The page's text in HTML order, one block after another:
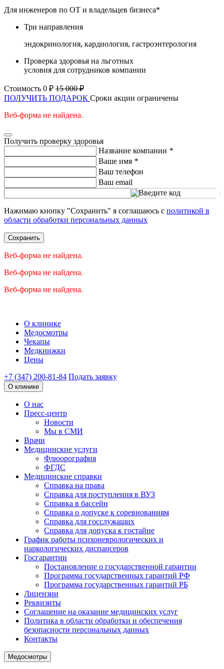
Для инженеров по ОТ и владельцев бизнеса*
Три направления
эндокринология, кардиология, гастроэнтерология
Проверка здоровья на льготных
условия для сотрудников компании
Стоимость 0 ₽ 15 000 ₽
ПОЛУЧИТЬ ПОДАРОК Сроки акции ограничены
Веб-форма не найдена.
Получить проверку здоровья
Название компании *
Ваше имя *
Ваш телефон
Ваш email
Введите код
Нажимаю кнопку "Сохранить" я соглашаюсь с политикой в
области обработки персональных данных
Сохранить
Веб-форма не найдена.
Веб-форма не найдена.
Веб-форма не найдена.
О клинике
Медосмотры
Чекапы
Медкнижки
Цены
+7 (347) 200-81-84 Подать заявку
О клинике
О нас
Пресс-центр
Новости
Мы в СМИ
Врачи
Медицинские услуги
Флюорография
ФГДС
Медицинские справки
Справка на права
Справка для поступления в ВУЗ
Справка в бассейн
Справка о допуске к соревнованиям
Справка для госслужащих
Справка для допуска к гостайне
График работы психоневрологических и
наркологических диспансеров
Госгарантии
Постановление о государственной гарантии
Программа государственных гарантий РФ
Программа государственных гарантий РБ
Лицензии
Реквизиты
Соглашение на оказание медицинских услуг
Политика в области обработки и обеспечения
безопасности персональных данных
Контакты
Медосмотры